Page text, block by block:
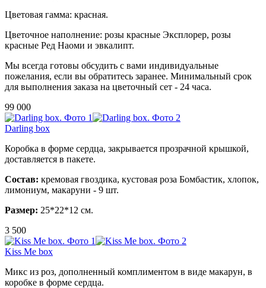
Цветовая гамма: красная.
Цветочное наполнение: розы красные Эксплорер, розы
красные Ред Наоми и эвкалипт.
Мы всегда готовы обсудить с вами индивидуальные
пожелания, если вы обратитесь заранее. Минимальный срок
для выполнения заказа на цветочный сет - 24 часа.
99 000
Darling box
Коробка в форме сердца, закрывается прозрачной крышкой,
доставляется в пакете.
Состав: кремовая гвоздика, кустовая роза Бомбастик, хлопок,
лимониум, макаруни - 9 шт.
Размер: 25*22*12 см.
3 500
Kiss Me box
Микс из роз, дополненный комплиментом в виде макарун, в
коробке в форме сердца.